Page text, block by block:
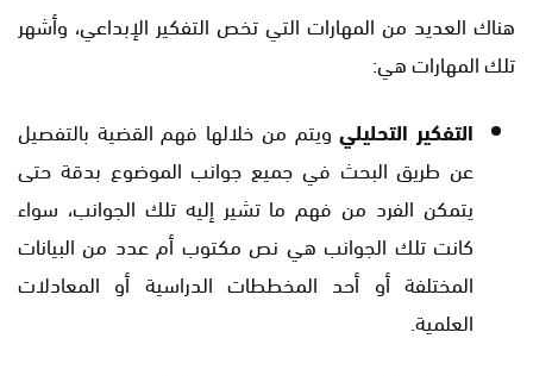
هناك العديد من المهارات التي تخص التفكير الإبداعي، وأشهر
تلك المهارات هي:
التفكير التحليليويتم من خلالها فهم القضية بالتفصيل
عن طريق البحث في جميع جوانب الموضوع بدقة حتى
يتمكن الفرد من فهم ما تشير إليه تلك الجوانب، سواء
كانت تلك الجوانب هي نص مكتوب أم عدد من البيانات
المختلفة أو أحد المخططات الدراسية أو المعادلات
العلمية.